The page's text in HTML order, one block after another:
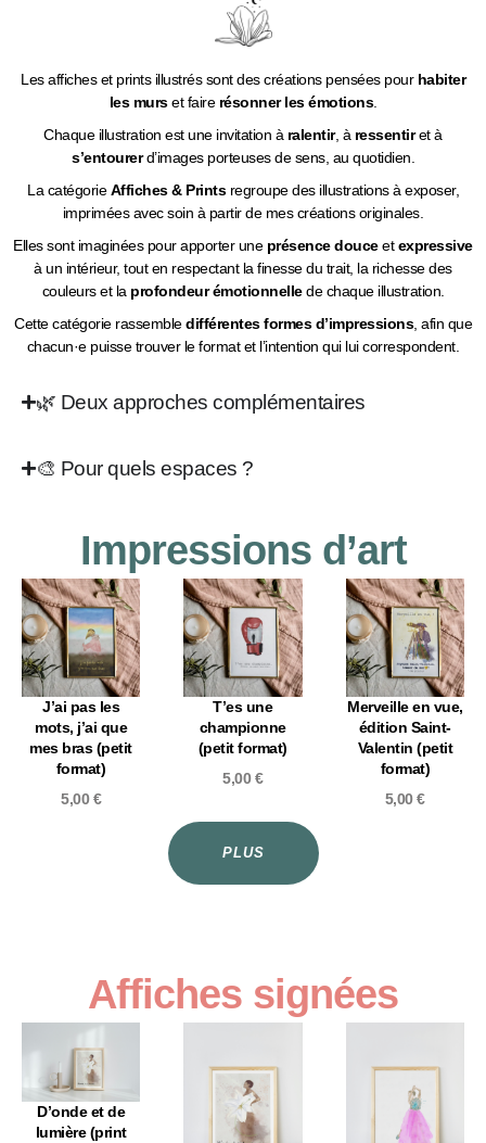
Les affiches et prints illustrés sont des créations pensées pour habiter
les murset faire résonner les émotions.
Chaque illustration est une invitation à ralentir, à ressentiret à
s’entourerd’images porteuses de sens, au quotidien.
La catégorieAffiches & Printsregroupe des illustrations à exposer,
imprimées avec soin à partir de mes créations originales.
Elles sont imaginées pour apporter une présence douceetexpressive
à un intérieur, tout en respectant la finesse du trait, la richesse des
couleurs et la profondeur émotionnellede chaque illustration.
Cette catégorie rassembledifférentes formes d’impressions, afin que
chacun·e puisse trouver le format et l’intention qui lui correspondent.
🌿 Deux approches complémentaires
🎨 Pour quels espaces ?
Impressions d’art
J’ai pas les
mots, j’ai que
mes bras (petit
format)
5,00€
T’es une
championne
(petit format)
5,00€
Merveille en vue,
édition Saint-
Valentin (petit
format)
5,00€
PLUS
Affiches signées
D’onde et de
lumière (print